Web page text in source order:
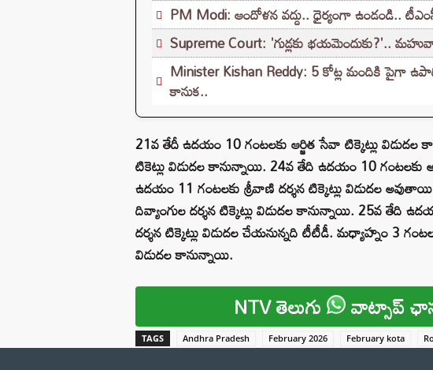
PM Modi: ఆందోళన వద్దు.. ధైర్యంగా ఉండండి..
Supreme Court: 'గుడ్లకు భయమెందుకు?'..
Minister Kishan Reddy: 5 కోట్ల మందికి పైగా
కానుక..
21వ తేదీ ఉదయం 10 గంటలకు ఆర్జిత సేవా టిక్కెట్లు
టికెట్లు విడుదల కానున్నాయి. 24వ తేది ఉదయం 10 గంటలకు
ఉదయం 11 గంటలకు శ్రీవాణి దర్శన టిక్కెట్లు విడుదల
దివ్యాంగుల దర్శన టిక్కెట్లు విడుదల కానున్నాయి. 25వ తేది
దర్శన టిక్కెట్లు విడుదల చేయనున్నది టీటీడీ. మధ్యాహ్నం 3
విడుదల కానున్నాయి.
NTV తెలుగు వాట్సాప్
TAGS Andhra Pradesh February 2026 February kota